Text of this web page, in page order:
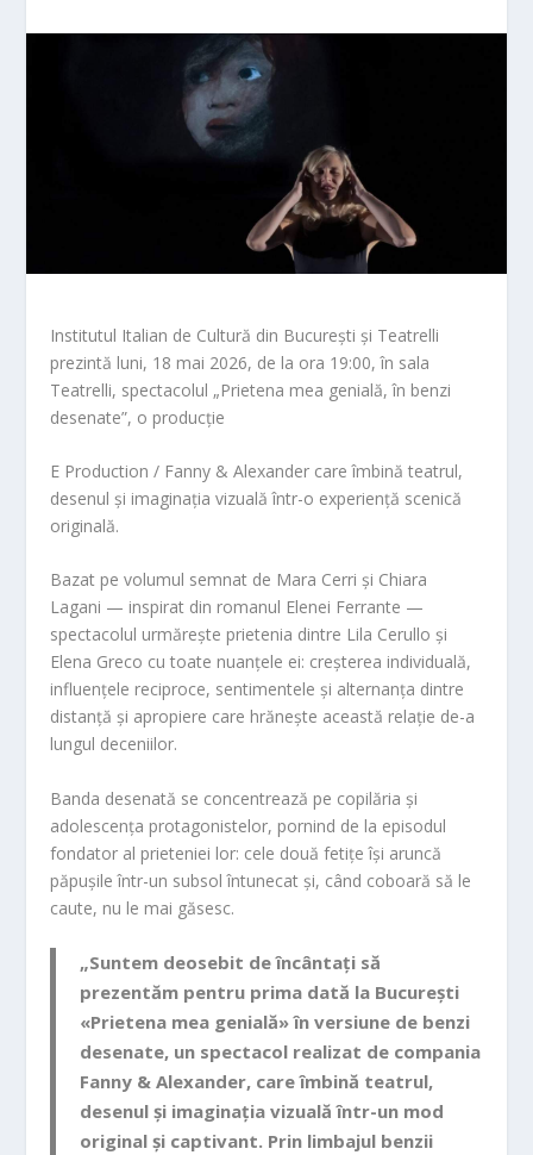
Institutul Italian de Cultură din București și Teatrelli
prezintă luni, 18 mai 2026, de la ora 19:00, în sala
Teatrelli, spectacolul „Prietena mea genială, în benzi
desenate”, o producție
E Production / Fanny & Alexander care îmbină teatrul,
desenul și imaginația vizuală într-o experiență scenică
originală.
Bazat pe volumul semnat de Mara Cerri și Chiara
Lagani — inspirat din romanul Elenei Ferrante —
spectacolul urmărește prietenia dintre Lila Cerullo și
Elena Greco cu toate nuanțele ei: creșterea individuală,
influențele reciproce, sentimentele și alternanța dintre
distanță și apropiere care hrănește această relație de-a
lungul deceniilor.
Banda desenată se concentrează pe copilăria și
adolescența protagonistelor, pornind de la episodul
fondator al prieteniei lor: cele două fetițe își aruncă
păpușile într-un subsol întunecat și, când coboară să le
caute, nu le mai găsesc.
„Suntem deosebit de încântați să
prezentăm pentru prima dată la București
«Prietena mea genială» în versiune de benzi
desenate, un spectacol realizat de compania
Fanny & Alexander, care îmbină teatrul,
desenul și imaginația vizuală într-un mod
original și captivant. Prin limbajul benzii